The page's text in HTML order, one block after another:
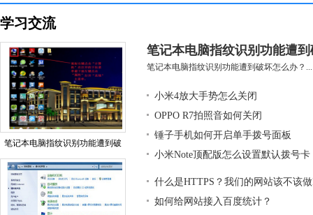
学习交流
笔记本电脑指纹识别功能遭到破
笔记本电脑指纹识别功能遭
笔记本电脑指纹识别功能遭到破坏怎么办？...
小米4放大手势怎么关闭
OPPO R7拍照音如何关闭
锤子手机如何开启单手拨号面板
小米Note顶配版怎么设置默认拨号卡
什么是HTTPS？我们的网站该不该
如何给网站接入百度统计？